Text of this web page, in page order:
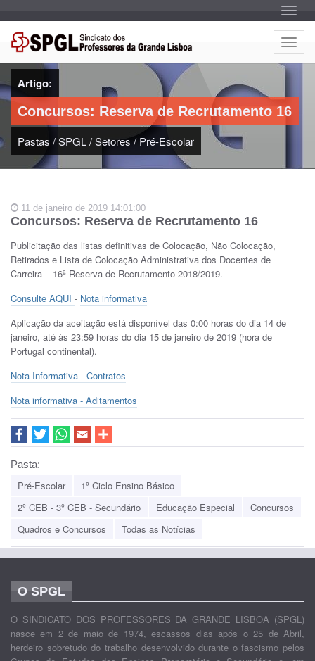
A
l
t
e
r
a
a
v
e
g
o
A
l
t
r
n
a
a
Artigo:
Concursos: Reserva de Recrutamento 16
Pastas /SPGL/Setores/Pré-Escolar
11 de janeiro de 2019 14:01:00
Concursos: Reserva de Recrutamento 16
Publicitação das listas definitivas de Colocação, Não Colocação,
Retirados e Lista de Colocação Administrativa dos Docentes de
Carreira – 16ª Reserva de Recrutamento 2018/2019.
Consulte AQUI - Nota informativa
Aplicação da aceitação está disponível das 0:00 horas do dia 14 de
janeiro, até às 23:59 horas do dia 15 de janeiro de 2019 (hora de
Portugal continental).
Nota Informativa - Contratos
Nota informativa - Aditamentos
Pasta:
Pré-Escolar
1º Ciclo Ensino Básico
2º CEB - 3º CEB - Secundário
Educação Especial
Concursos
Quadros e Concursos
Todas as Notícias
O SPGL
O SINDICATO DOS PROFESSORES DA GRANDE LISBOA (SPGL)
nasce em 2 de maio de 1974, escassos dias após o 25 de Abril,
herdeiro sobretudo do trabalho desenvolvido durante o fascismo pelos